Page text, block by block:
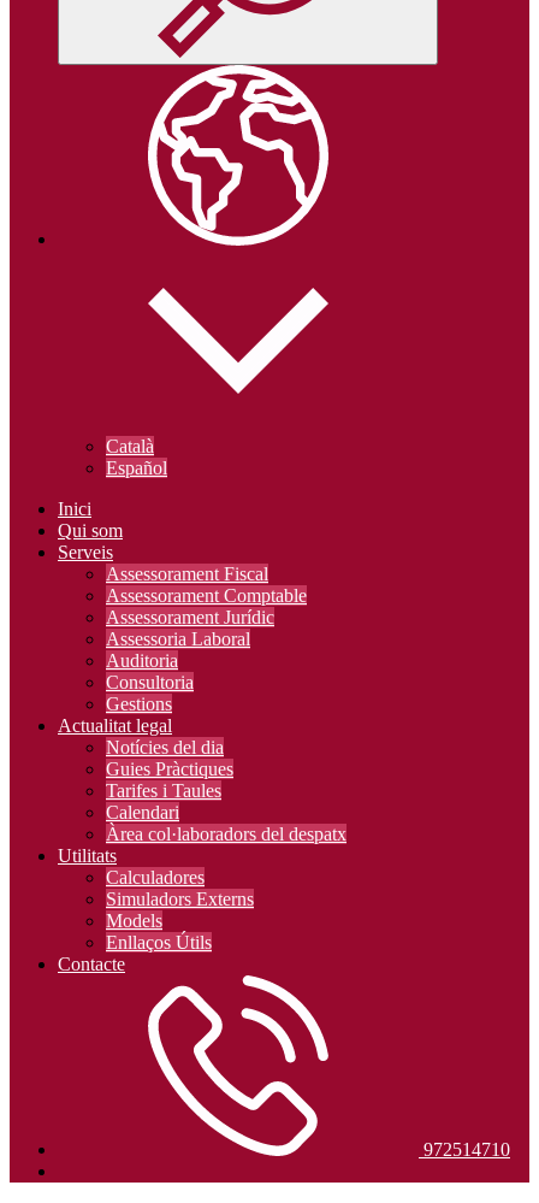
Català
Español
Inici
Qui som
Serveis
Assessorament Fiscal
Assessorament Comptable
Assessorament Jurídic
Assessoria Laboral
Auditoria
Consultoria
Gestions
Actualitat legal
Notícies del dia
Guies Pràctiques
Tarifes i Taules
Calendari
Àrea col·laboradors del despatx
Utilitats
Calculadores
Simuladors Externs
Models
Enllaços Útils
Contacte
972514710